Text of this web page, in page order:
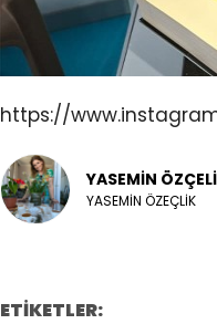
https://
YASEMİN
YASEMİN ÖZEÇLİK
ETİKETLER: